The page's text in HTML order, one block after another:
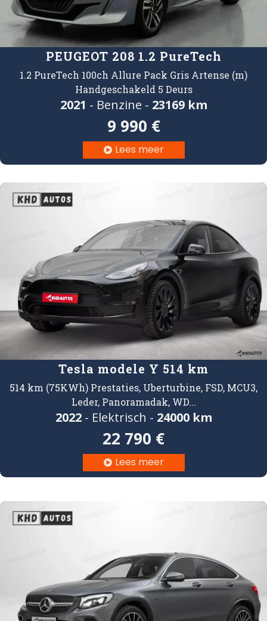
PEUGEOT 208 1.2 PureTech
1.2 PureTech 100ch Allure Pack Gris Artense (m)
Handgeschakeld 5 Deurs
2021 - Benzine - 23169 km
9 990 €
 Lees meer
Tesla modele Y 514 km
514 km (75KWh) Prestaties, Uberturbine, FSD, MCU3,
Leder, Panoramadak, WD...
2022- Elektrisch - 24000 km
22 790 €
 Lees meer